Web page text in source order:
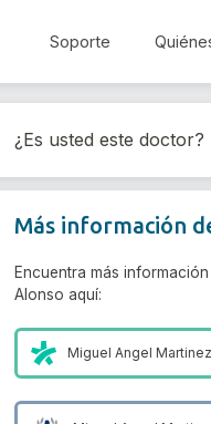
Soporte
¿Es usted este doctor?
Más información
Encuentra más
Alonso aquí:
Miguel Angel